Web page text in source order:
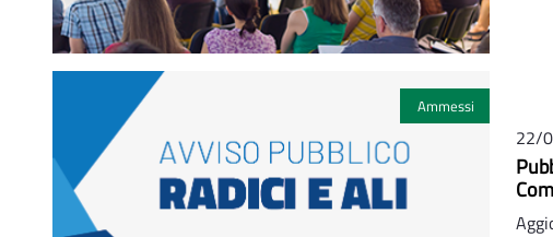
Ammessi
22/